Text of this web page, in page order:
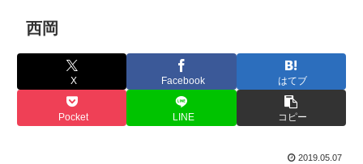
西岡
X Facebook はてブ
Pocket LINE コピー
2019.05.07